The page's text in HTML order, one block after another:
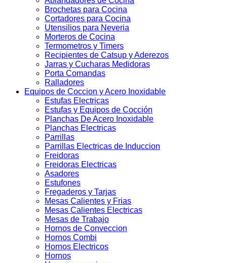
Brochetas para Cocina
Cortadores para Cocina
Utensilios para Neveria
Morteros de Cocina
Termometros y Timers
Recipientes de Catsup y Aderezos
Jarras y Cucharas Medidoras
Porta Comandas
Ralladores
Equipos de Coccion y Acero Inoxidable
Estufas Electricas
Estufas y Equipos de Cocción
Planchas De Acero Inoxidable
Planchas Electricas
Parrillas
Parrillas Electricas de Induccion
Freidoras
Freidoras Electricas
Asadores
Estufones
Fregaderos y Tarjas
Mesas Calientes y Frias
Mesas Calientes Electricas
Mesas de Trabajo
Hornos de Conveccion
Hornos Combi
Hornos Electricos
Hornos